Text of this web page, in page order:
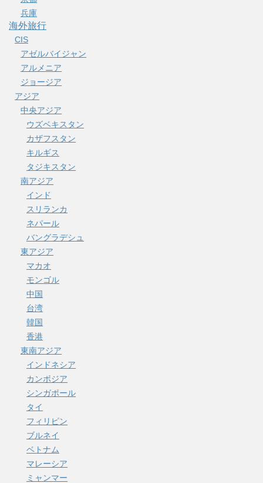
兵庫
海外旅行
CIS
アゼルバイジャン
アルメニア
ジョージア
アジア
中央アジア
ウズベキスタン
カザフスタン
キルギス
タジキスタン
南アジア
インド
スリランカ
ネパール
バングラデシュ
東アジア
マカオ
モンゴル
中国
台湾
韓国
香港
東南アジア
インドネシア
カンボジア
シンガポール
タイ
フィリピン
ブルネイ
ベトナム
マレーシア
ミャンマー